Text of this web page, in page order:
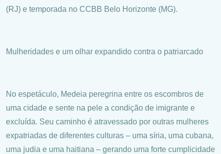
(RJ) e temporada no CCBB Belo Horizonte (MG).
Mulheridades e um olhar expandido contra o patriarcado
No espetáculo, Medeia peregrina entre os escombros de
uma cidade e sente na pele a condição de imigrante e
excluída. Seu caminho é atravessado por outras mulheres
expatriadas de diferentes culturas – uma síria, uma cubana,
uma judia e uma haitiana – gerando uma forte cumplicidade